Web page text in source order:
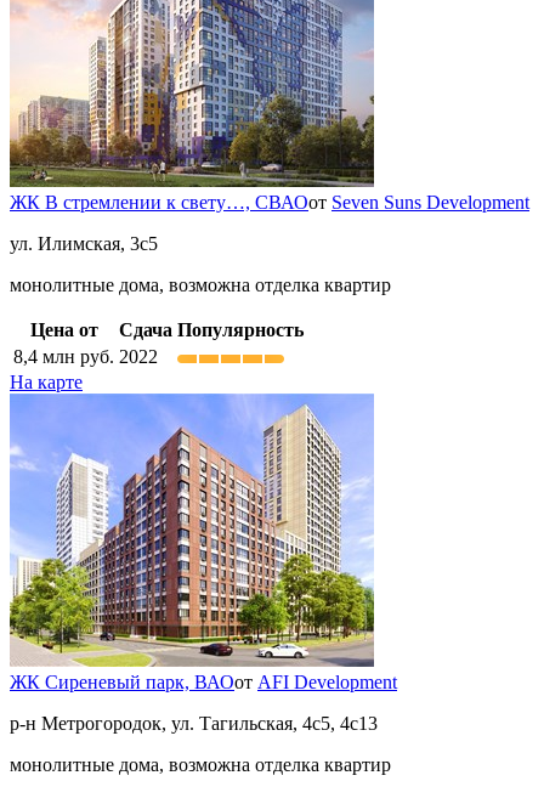
ЖК В стремлении к свету…, СВАОот Seven Suns Development
ул. Илимская, 3с5
монолитные дома, возможна отделка квартир
Цена от Сдача Популярность
8,4 млн руб. 2022
На карте
ЖК Сиреневый парк, ВАОот AFI Development
р-н Метрогородок, ул. Тагильская, 4с5, 4с13
монолитные дома, возможна отделка квартир